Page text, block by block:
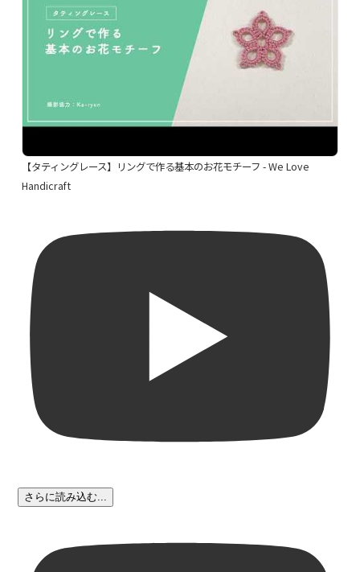
【タティングレース】リングで作る基本のお花モチーフ - We Love
Handicraft
さらに読み込む...